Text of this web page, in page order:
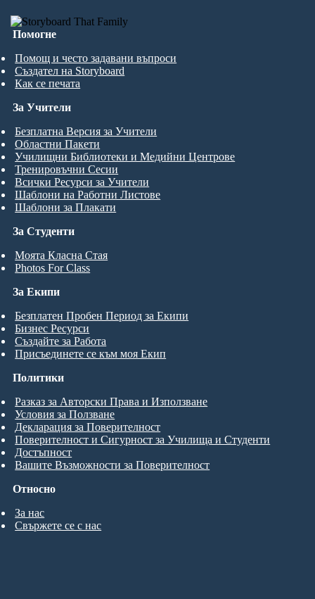
Помогне
Помощ и често задавани въпроси
Създател на Storyboard
Как се печата
За Студенти
Моята Класна Стая
Photos For Class
За Учители
Безплатна Версия за Учители
Областни Пакети
Училищни Библиотеки и Медийни Центрове
Тренировъчни Сесии
Всички Ресурси за Учители
Шаблони на Работни Листове
Шаблони за Плакати
За Екипи
Безплатен Пробен Период за Екипи
Бизнес Ресурси
Създайте за Работа
Присъединете се към моя Екип
Относно
За нас
Свържете се с нас
Политики
Разказ за Авторски Права и Използване
Условия за Ползване
Декларация за Поверителност
Поверителност и Сигурност за Училища и Студенти
Достъпност
Вашите Възможности за Поверителност